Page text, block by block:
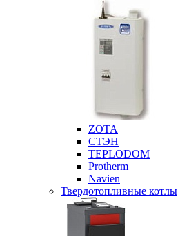
ZOTA
СТЭН
TEPLODOM
Protherm
Navien
Твердотопливные котлы